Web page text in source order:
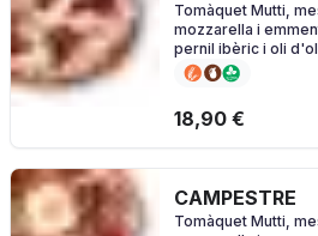
Tomàquet Mutti,
mozzarella i
pernil ibèric i oli
18,90 €
CAMPESTRE
Tomàquet Mutti,